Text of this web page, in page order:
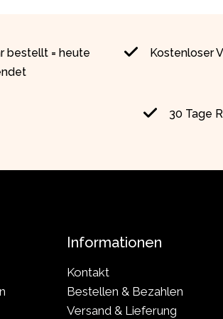
bestellt = heute
Kostenloser
30 Tage
Informationen
Kontakt
Bestellen & Bezahlen
Versand & Lieferung